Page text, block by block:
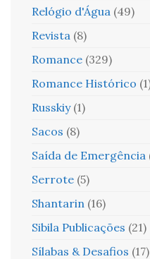
Relógio d'Água (49)
Revista (8)
Romance (329)
Romance Histórico
Russkiy (1)
Sacos (8)
Saída de Emergência
Serrote (5)
Shantarin (16)
Sibila Publicações (21)
Sílabas & Desafios (17)